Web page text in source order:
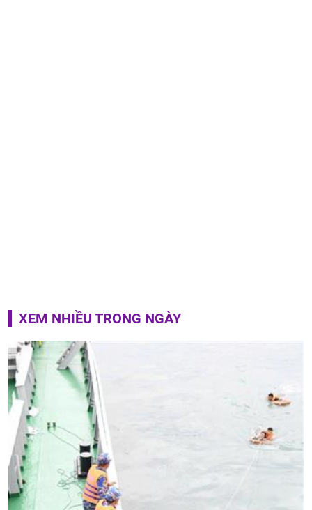
XEM NHIỀU TRONG NGÀY